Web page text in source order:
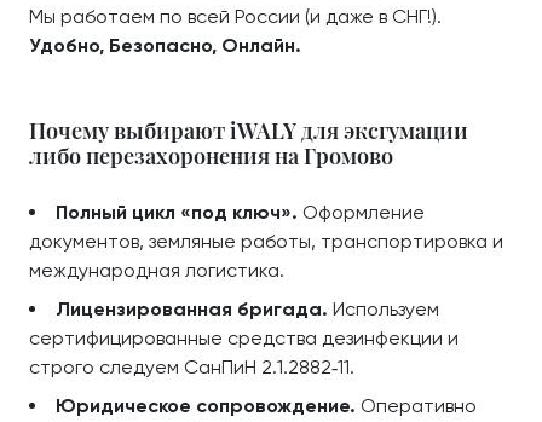
Мы работаем по всей России (и даже в СНГ!).
Удобно, Безопасно, Онлайн.
Почему выбирают iWALY для эксгумации
либо перезахоронения на Громово
Полный цикл «под ключ». Оформление
документов, земляные работы, транспортировка и
международная логистика.
Лицензированная бригада. Используем
сертифицированные средства дезинфекции и
строго следуем СанПиН 2.1.2882‑11.
Юридическое сопровождение. Оперативно